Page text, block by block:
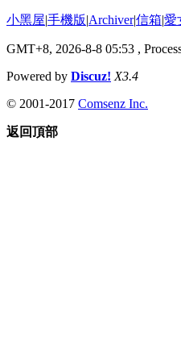
小黑屋|手機版|Archiver|信箱|愛
GMT+8, 2026-8-8 05:53 ,
Powered by Discuz! X3.4
© 2001-2017 Comsenz Inc.
返回頂部